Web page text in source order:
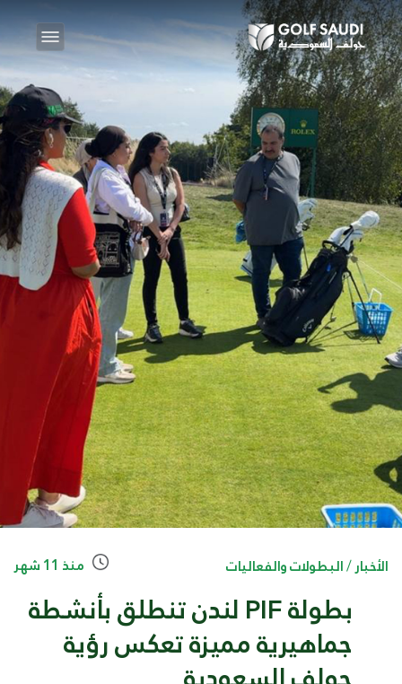
الأخبار/البطولات والفعاليات منذ 11 شهر
بطولة PIF لندن تنطلق بأنشطة
جماهيرية مميزة تعكس رؤية